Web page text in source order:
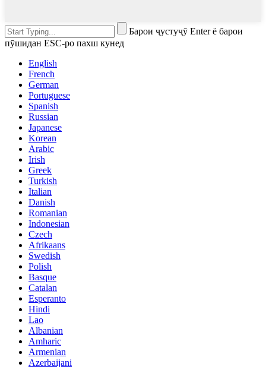
Барои ҷустуҷӯ Enter ё барои
пӯшидан ESC-ро пахш кунед
English
French
German
Portuguese
Spanish
Russian
Japanese
Korean
Arabic
Irish
Greek
Turkish
Italian
Danish
Romanian
Indonesian
Czech
Afrikaans
Swedish
Polish
Basque
Catalan
Esperanto
Hindi
Lao
Albanian
Amharic
Armenian
Azerbaijani